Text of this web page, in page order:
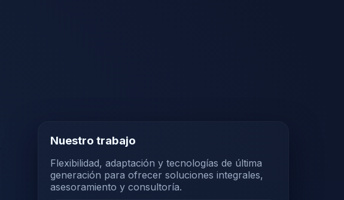
Nuestro trabajo
Flexibilidad, adaptación y tecnologías de última
generación para ofrecer soluciones integrales,
asesoramiento y consultoría.